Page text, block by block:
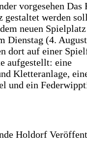
vorgesehen Das
gestaltet werden
neuen
Dienstag (4.
dort auf einer
aufgestellt: eine
Kletteranlage,
und ein
Holdorf